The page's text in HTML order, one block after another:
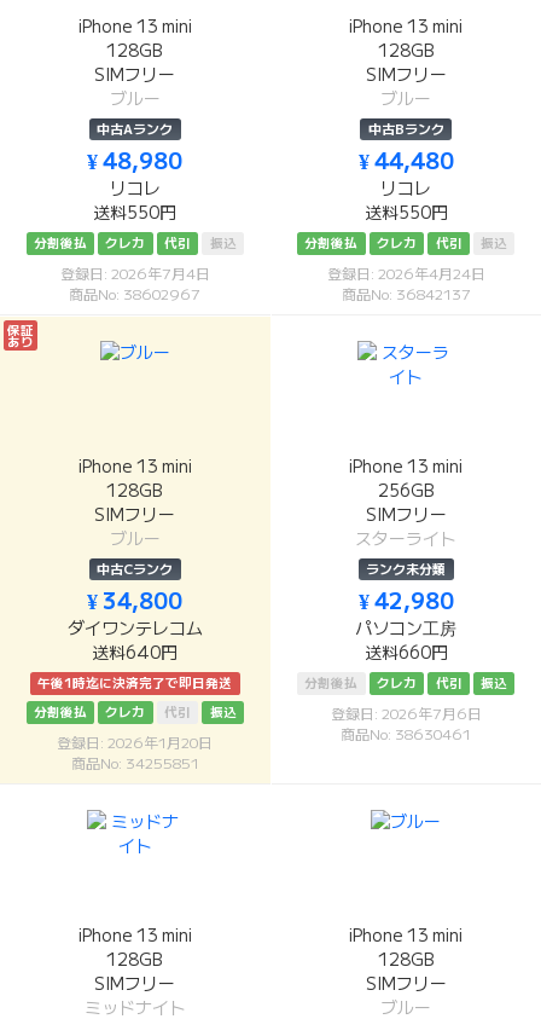
iPhone 13 mini
128GB
SIMフリー
ブルー
中古Aランク
¥ 48,980
リコレ
送料550円
分割後払 クレカ 代引 振込
登録日: 2026年7月4日
商品No: 38602967
iPhone 13 mini
128GB
SIMフリー
ブルー
中古Bランク
¥ 44,480
リコレ
送料550円
分割後払 クレカ 代引 振込
登録日: 2026年4月24日
商品No: 36842137
保証
あり
iPhone 13 mini
128GB
SIMフリー
ブルー
中古Cランク
¥ 34,800
ダイワンテレコム
送料640円
午後1時迄に決済完了で即日発送
分割後払
クレカ 代引 振込
登録日: 2026年1月20日
商品No: 34255851
iPhone 13 mini
256GB
SIMフリー
スターライト
ランク未分類
¥ 42,980
パソコン工房
送料660円
分割後払 クレカ 代引 振込
登録日: 2026年7月6日
商品No: 38630461
iPhone 13 mini
128GB
SIMフリー
ミッドナイト
iPhone 13 mini
128GB
SIMフリー
ブルー